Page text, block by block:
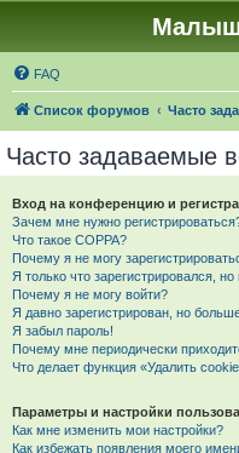
FAQ
Список форумов Часто
Часто задаваемые
Вход на конференцию и
Зачем мне нужно
Что такое COPPA?
Почему я не могу
Я только что зарегистрировался, но
Почему я не могу войти?
Я давно зарегистрирован, но
Я забыл пароль!
Почему мне периодически
Что делает функция «Удалить
Параметры и настройки
Как мне изменить мои настройки?
Как избежать появления моего